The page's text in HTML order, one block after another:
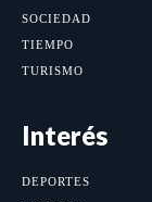
SOCIEDAD
TIEMPO
TURISMO
Interés
DEPORTES